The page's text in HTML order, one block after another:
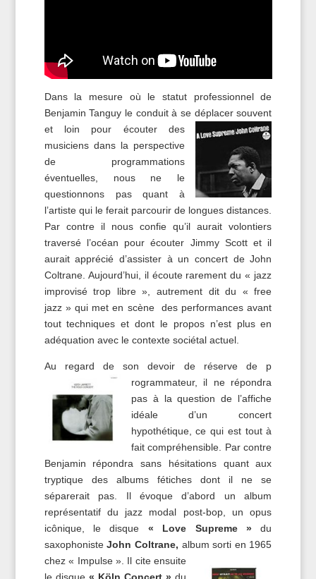
Dans la mesure où le statut professionnel de
Benjamin Tanguy le conduit à se déplacer souvent
et loin pour écouter des
musiciens dans la perspective
de programmations
éventuelles, nous ne le
questionnons pas quant à
l’artiste qui le ferait parcourir de longues distances.
Par contre il nous confie qu’il aurait volontiers
traversé l’océan pour écouter Jimmy Scott et il
aurait apprécié d’assister à un concert de John
Coltrane. Aujourd’hui, il écoute rarement du « jazz
improvisé trop libre », autrement dit du « free
jazz » qui met en scène des performances avant
tout techniques et dont le propos n’est plus en
adéquation avec le contexte sociétal actuel.
Au regard de son devoir de réserve de p
rogrammateur, il ne répondra
pas à la question de l’affiche
idéale d’un concert
hypothétique, ce qui est tout à
fait compréhensible. Par contre
Benjamin répondra sans hésitations quant aux
tryptique des albums fétiches dont il ne se
séparerait pas. Il évoque d’abord un album
représentatif du jazz modal post-bop, un opus
icônique, le disque « Love Supreme » du
saxophonisteJohn Coltrane, album sorti en 1965
chez « Impulse ». Il cite ensuite